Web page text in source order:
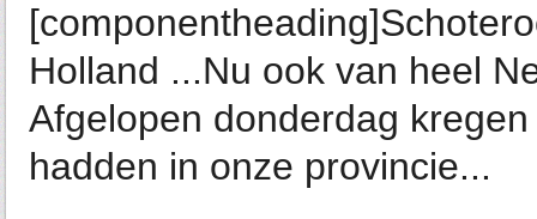
Holland ...Nu ook van heel
Afgelopen donderdag
hadden in onze provincie...